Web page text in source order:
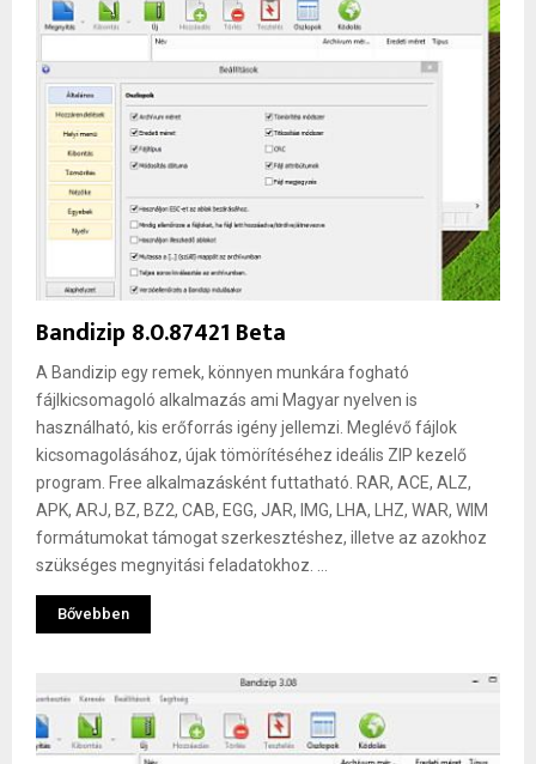
Bandizip 8.0.87421 Beta
A Bandizip egy remek, könnyen munkára fogható
fájlkicsomagoló alkalmazás ami Magyar nyelven is
használható, kis erőforrás igény jellemzi. Meglévő fájlok
kicsomagolásához, újak tömörítéséhez ideális ZIP kezelő
program. Free alkalmazásként futtatható. RAR, ACE, ALZ,
APK, ARJ, BZ, BZ2, CAB, EGG, JAR, IMG, LHA, LHZ, WAR, WIM
formátumokat támogat szerkesztéshez, illetve az azokhoz
szükséges megnyitási feladatokhoz. ...
Bővebben